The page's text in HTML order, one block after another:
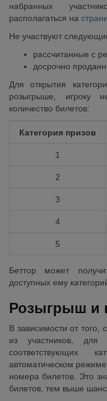
набранных
располагаться на
Не участвуют
рассчитанные с
досрочно
Для открытия
розыгрыше, игроку
количество билетов:
Категория призов
1
2
3
4
5
Беттор может
доступных ему
Розыгрыш и
В зависимости от того,
из участников,
соответствующих
автоматическом
номера билетов. Это
билетов, тем выше